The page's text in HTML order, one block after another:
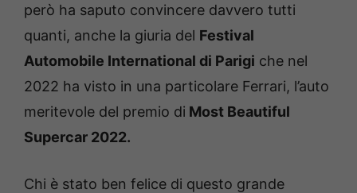
però ha saputo convincere davvero tutti
quanti, anche la giuria del Festival
Automobile International di Parigi che nel
2022 ha visto in una particolare Ferrari, l’auto
meritevole del premio di Most Beautiful
Supercar 2022.
Chi è stato ben felice di questo grande